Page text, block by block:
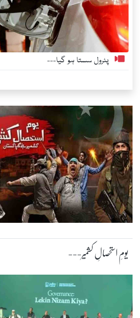
پٹرول سستا ہو گیا---
یومِ استحصالِ کشمیر---